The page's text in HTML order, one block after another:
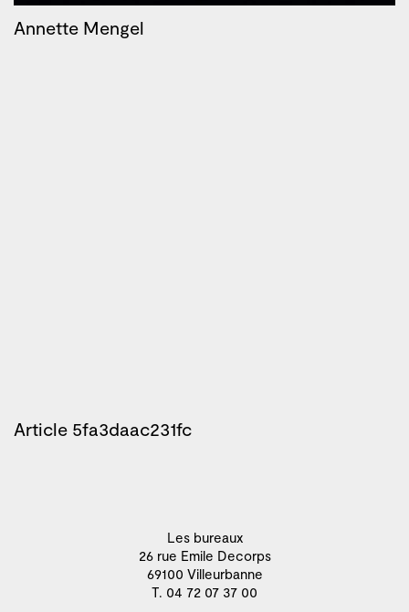
Annette Mengel
Article 5fa3daac231fc
Les bureaux
26 rue Emile Decorps
69100 Villeurbanne
T. 04 72 07 37 00